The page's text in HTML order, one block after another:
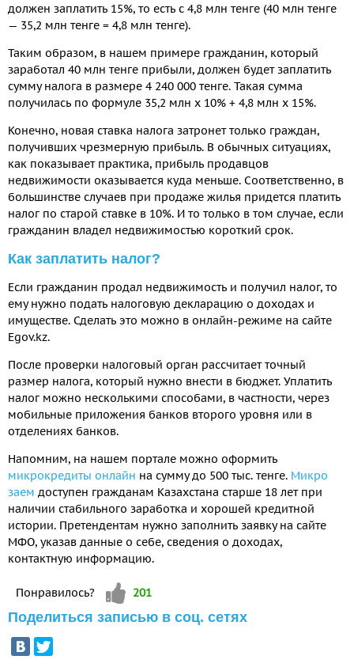
должен заплатить 15%, то есть с 4,8 млн тенге (40 млн тенге
— 35,2 млн тенге = 4,8 млн тенге).
Таким образом, в нашем примере гражданин, который
заработал 40 млн тенге прибыли, должен будет заплатить
сумму налога в размере 4 240 000 тенге. Такая сумма
получилась по формуле 35,2 млн х 10% + 4,8 млн х 15%.
Конечно, новая ставка налога затронет только граждан,
получивших чрезмерную прибыль. В обычных ситуациях,
как показывает практика, прибыль продавцов
недвижимости оказывается куда меньше. Соответственно, в
большинстве случаев при продаже жилья придется платить
налог по старой ставке в 10%. И то только в том случае, если
гражданин владел недвижимостью короткий срок.
Как заплатить налог?
Если гражданин продал недвижимость и получил налог, то
ему нужно подать налоговую декларацию о доходах и
имуществе. Сделать это можно в онлайн-режиме на сайте
Egov.kz.
После проверки налоговый орган рассчитает точный
размер налога, который нужно внести в бюджет. Уплатить
налог можно несколькими способами, в частности, через
мобильные приложения банков второго уровня или в
отделениях банков.
Напомним, на нашем портале можно оформить
микрокредиты онлайн на сумму до 500 тыс. тенге. Микро
заем доступен гражданам Казахстана старше 18 лет при
наличии стабильного заработка и хорошей кредитной
истории. Претендентам нужно заполнить заявку на сайте
МФО, указав данные о себе, сведения о доходах,
контактную информацию.
Понравилось? Vote up!
201
Поделиться записью в соц. сетях